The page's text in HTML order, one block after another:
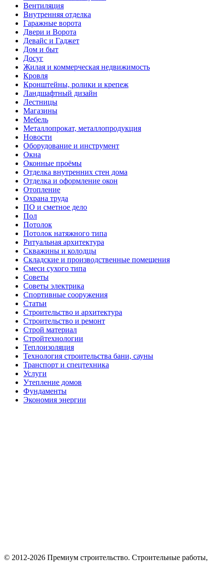
Вентиляция
Внутренняя отделка
Гаражные ворота
Двери и Ворота
Девайс и Гаджет
Дом и быт
Досуг
Жилая и коммерческая недвижимость
Кровля
Кронштейны, ролики и крепеж
Ландшафтный дизайн
Лестницы
Магазины
Мебель
Металлопрокат, металлопродукция
Новости
Оборудование и инструмент
Окна
Оконные проёмы
Отделка внутренних стен дома
Отделка и оформление окон
Отопление
Охрана труда
ПО и сметное дело
Пол
Потолок
Потолок натяжного типа
Ритуальная архитектура
Скважины и колодцы
Складские и производственные помещения
Смеси сухого типа
Советы
Советы электрика
Спортивные сооружения
Статьи
Строительство и архитектура
Строительство и ремонт
Строй материал
Стройтехнологии
Теплоизоляция
Технология строительства бани, сауны
Транспорт и спецтехника
Услуги
Утепление домов
Фундаменты
Экономия энергии
© 2012-2026 Премиум cтроительство. Cтроительные работы,